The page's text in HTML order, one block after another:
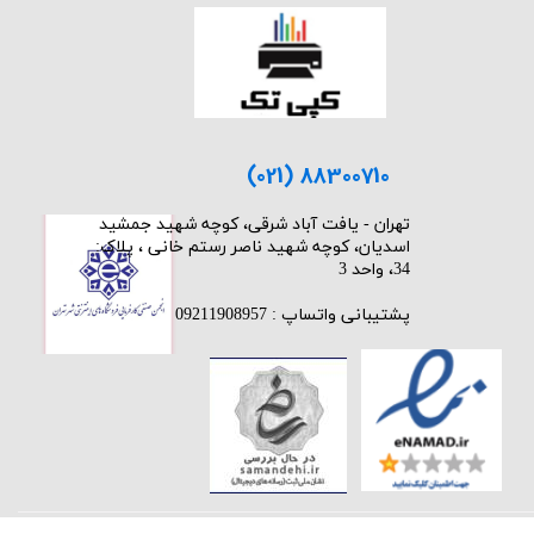
(021) 88300710
​تهران - یافت آباد شرقی، کوچه شهید جمشید
اسدیان، کوچه شهید ناصر رستم خانی ، پلاک:
34، واحد 3
پشتیبانی واتساپ : 09211908957